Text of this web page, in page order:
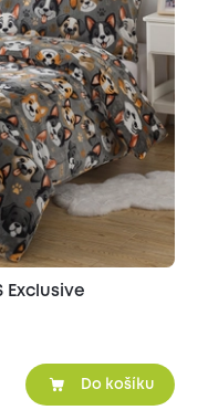
Exclusive
Do košíku